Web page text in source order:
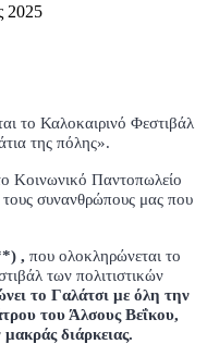
2025
το Καλοκαιρινό Φεστιβάλ
της πόλης».
Κοινωνικό Παντοπωλείο
συνανθρώπους μας που
, που ολοκληρώνεται το
των πολιτιστικών
το Γαλάτσι με όλη την
του Άλσους Βεΐκου,
διάρκειας.